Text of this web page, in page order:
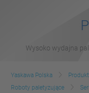
Wysoko wydajna
Yaskawa Polska
Roboty paletyzujące